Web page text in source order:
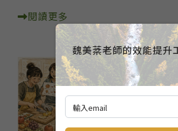
閱讀更多
魏美棻老師的效能提升